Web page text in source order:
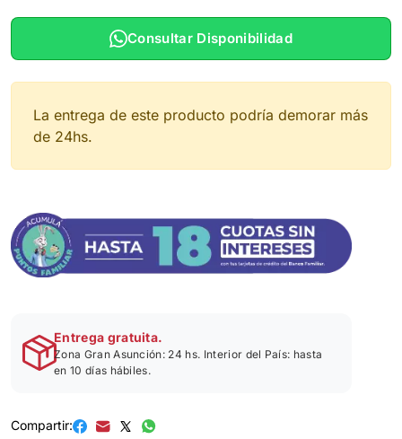
Consultar Disponibilidad
La entrega de este producto podría demorar más
de 24hs.
Entrega gratuita.
Zona Gran Asunción: 24 hs. Interior del País: hasta
en 10 días hábiles.
Compartir: